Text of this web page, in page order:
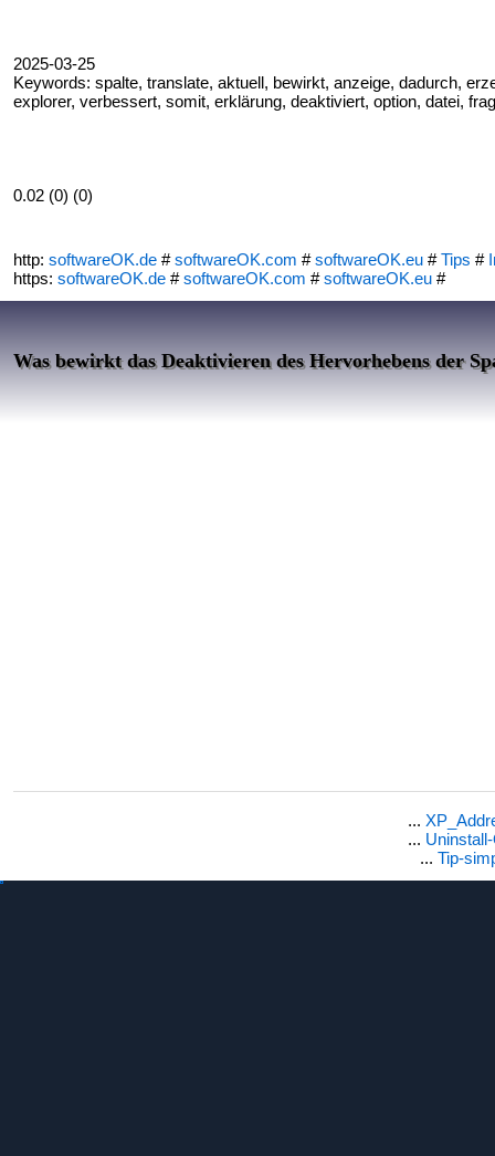
2025-03-25
Keywords: spalte, translate, aktuell, bewirkt, anzeige, dadurch,
explorer, verbessert, somit, erklärung, deaktiviert, option, datei,
0.02 (0) (0)
http: softwareOK.de #softwareOK.com #softwareOK.eu #Tips #
https: softwareOK.de #softwareOK.com #softwareOK.eu #
Was bewirkt das Deaktivieren des Hervorhebens der
...
...
... Tip-